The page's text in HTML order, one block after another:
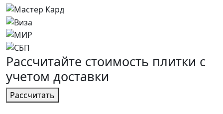
Расcчитайте стоимость плитки с
учетом доставки
Расcчитать